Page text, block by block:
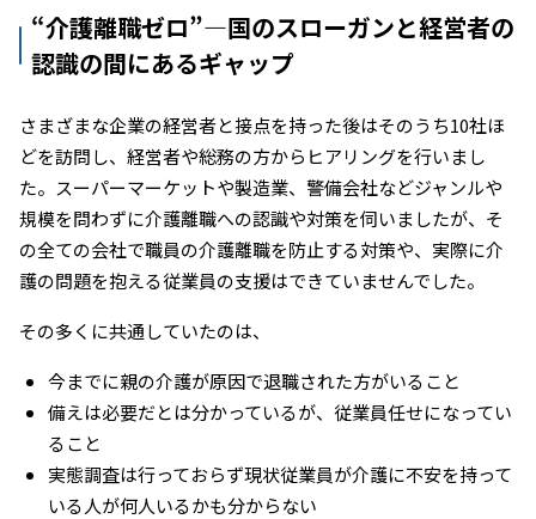
“介護離職ゼロ”―国のスローガンと経営者の
認識の間にあるギャップ
さまざまな企業の経営者と接点を持った後はそのうち10社ほ
どを訪問し、経営者や総務の方からヒアリングを行いまし
た。スーパーマーケットや製造業、警備会社などジャンルや
規模を問わずに介護離職への認識や対策を伺いましたが、そ
の全ての会社で職員の介護離職を防止する対策や、実際に介
護の問題を抱える従業員の支援はできていませんでした。
その多くに共通していたのは、
今までに親の介護が原因で退職された方がいること
備えは必要だとは分かっているが、従業員任せになってい
ること
実態調査は行っておらず現状従業員が介護に不安を持って
いる人が何人いるかも分からない